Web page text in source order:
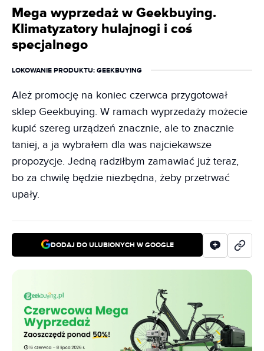
Mega wyprzedaż w Geekbuying.
Klimatyzatory hulajnogi i coś
specjalnego
LOKOWANIE PRODUKTU: GEEKBUYING
Ależ promocję na koniec czerwca przygotował
sklep Geekbuying. W ramach wyprzedaży możecie
kupić szereg urządzeń znacznie, ale to znacznie
taniej, a ja wybrałem dla was najciekawsze
propozycje. Jedną radziłbym zamawiać już teraz,
bo za chwilę będzie niezbędna, żeby przetrwać
upały.
DODAJ DO ULUBIONYCH W GOOGLE